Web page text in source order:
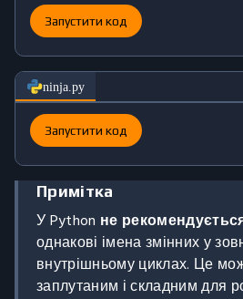
Запустити код
ninja.py
Запустити код
Примітка
У Python не
однакові імена змінних у
внутрішньому циклах. Це
заплутаним і складним для